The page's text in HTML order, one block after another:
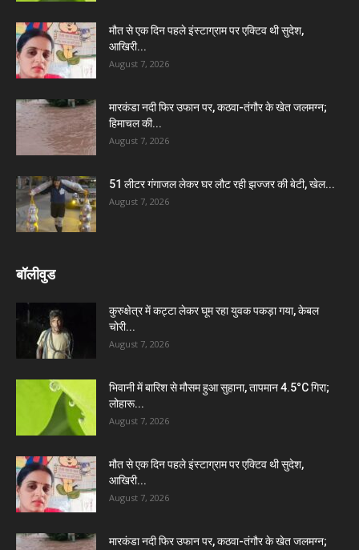
मौत से एक दिन पहले इंस्टाग्राम पर एक्टिव थी सुदेश,
आखिरी...
August 7, 2026
मारकंडा नदी फिर उफान पर, कठवा-तंगौर के खेत जलमग्न;
हिमाचल की...
August 7, 2026
51 लीटर गंगाजल लेकर घर लौट रही झज्जर की बेटी, खेल...
August 7, 2026
बॉलीवुड
कुरुक्षेत्र में कट्टा लेकर घूम रहा युवक पकड़ा गया, केबल
चोरी...
August 7, 2026
भिवानी में बारिश से मौसम हुआ सुहाना, तापमान 4.5°C गिरा;
लोहारू...
August 7, 2026
मौत से एक दिन पहले इंस्टाग्राम पर एक्टिव थी सुदेश,
आखिरी...
August 7, 2026
मारकंडा नदी फिर उफान पर, कठवा-तंगौर के खेत जलमग्न;